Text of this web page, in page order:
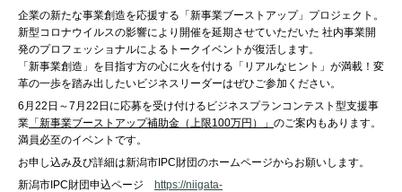
企業の新たな事業創造を応援する「新事業ブーストアップ」プロジェクト。
新型コロナウイルスの影響により開催を延期させていただいた 社内事業開
発のプロフェッショナルによるトークイベントが復活します。
「新事業創造」を目指す方の心に火を付ける「リアルなヒント」が満載！変
革の一歩を踏み出したいビジネスリーダーはぜひご参加ください。
6月22日～7月22日に応募を受け付けるビジネスプランコンテスト型支援事
業 「新事業ブーストアップ補助金（上限100万円） 」 のご案内もあります。
満員必至のイベントです。
お申し込み及び詳細は新潟市IPC財団のホームページからお願いします。
新潟市IPC財団申込ページ https://niigata-